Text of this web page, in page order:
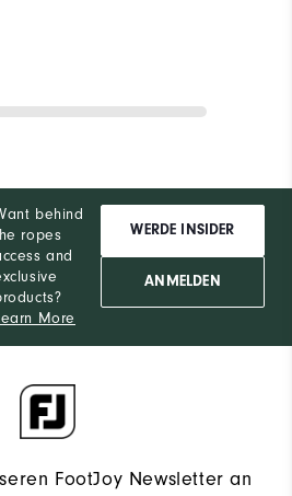
behind
ropes
and
More
WERDE INSIDER
ANMELDEN
FootJoy Newsletter an